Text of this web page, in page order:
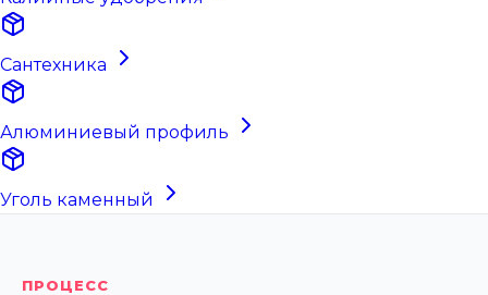
Сантехника
Алюминиевый профиль
Уголь каменный
ПРОЦЕСС